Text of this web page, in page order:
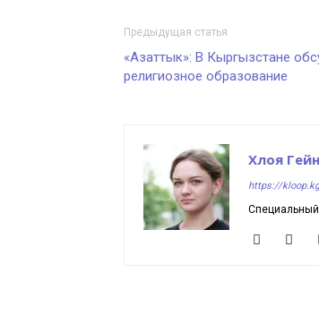
Предыдущая статья
«Азаттык»: В Кыргызстане
религиозное образование
Хлоя
https://kloop.kg
Специальный